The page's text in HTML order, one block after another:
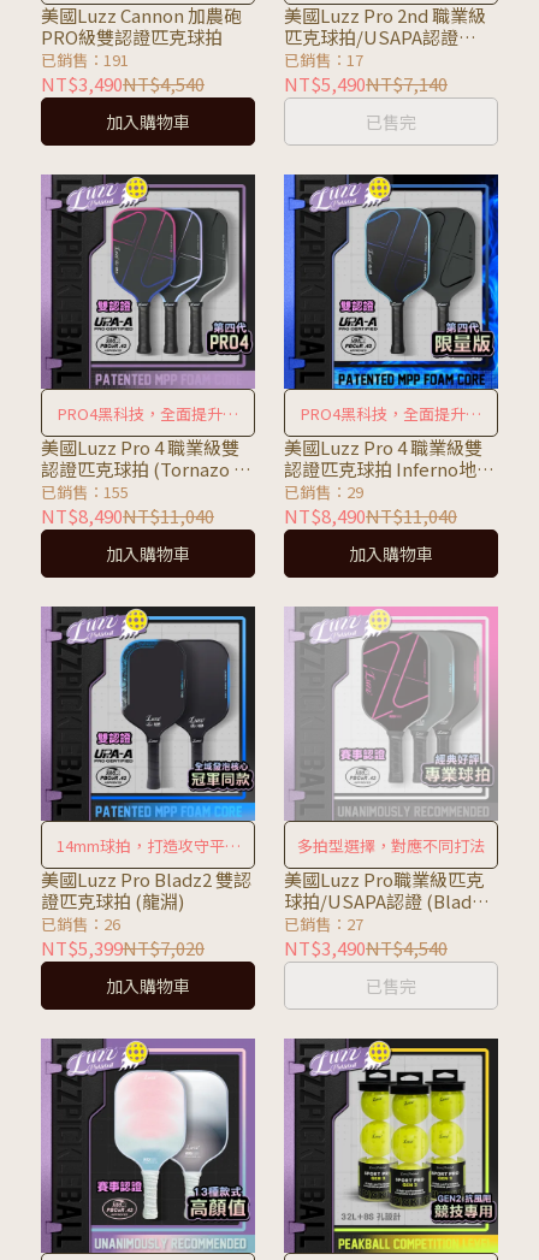
美國Luzz Cannon 加農砲
PRO級雙認證匹克球拍
已銷售：191
NT$3,490NT$4,540
加入購物車
美國Luzz Pro 2nd 職業級
匹克球拍/USAPA認證
(Archer射手 / Saber軍刀)
已銷售：17
NT$5,490NT$7,140
已售完
PRO4黑科技，全面提升匹
克球表現
美國Luzz Pro 4 職業級雙
認證匹克球拍 (Tornazo 龍
捲風 / Inferno 地獄火)
已銷售：155
NT$8,490NT$11,040
加入購物車
PRO4黑科技，全面提升匹
克球表現
美國Luzz Pro 4 職業級雙
認證匹克球拍 Inferno地獄
火 (Blue Blaze藍
焰/Darkness黑焰)
已銷售：29
NT$8,490NT$11,040
加入購物車
14mm球拍，打造攻守平衡
首選
美國Luzz Pro Bladz2 雙認
證匹克球拍 (龍淵)
已銷售：26
NT$5,399NT$7,020
加入購物車
多拍型選擇，對應不同打法
美國Luzz Pro職業級匹克
球拍/USAPA認證 (Blade
刀鋒/Glider滑翔機/ZZ)
已銷售：27
NT$3,490NT$4,540
已售完